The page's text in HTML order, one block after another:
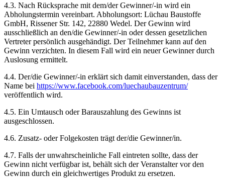
4.3. Nach Rücksprache mit dem/der Gewinner/-in wird ein
Abholungstermin vereinbart. Abholungsort: Lüchau Baustoffe
GmbH, Rissener Str. 142, 22880 Wedel. Der Gewinn wird
ausschließlich an den/die Gewinner/-in oder dessen gesetzlichen
Vertreter persönlich ausgehändigt. Der Teilnehmer kann auf den
Gewinn verzichten. In diesem Fall wird ein neuer Gewinner durch
Auslosung ermittelt.
4.4. Der/die Gewinner/-in erklärt sich damit einverstanden, dass der
Name bei https://www.facebook.com/luechaubauzentrum/
veröffentlich wird.
4.5. Ein Umtausch oder Barauszahlung des Gewinns ist
ausgeschlossen.
4.6. Zusatz- oder Folgekosten trägt der/die Gewinner/in.
4.7. Falls der unwahrscheinliche Fall eintreten sollte, dass der
Gewinn nicht verfügbar ist, behält sich der Veranstalter vor den
Gewinn durch ein gleichwertiges Produkt zu ersetzen.